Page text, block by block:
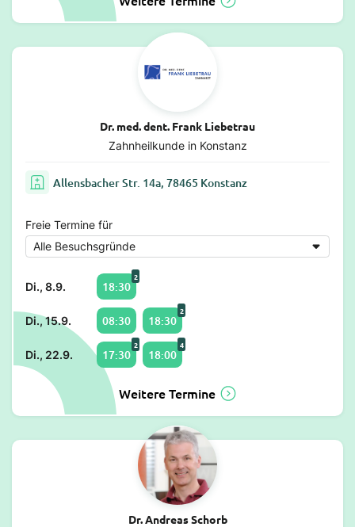
Dr. med. dent. Frank Liebetrau
Zahnheilkunde in Konstanz
Allensbacher Str. 14a, 78465 Konstanz
Freie Termine für
Di., 8.9. 18:30
2
Di., 15.9. 08:30 18:30
2
Di., 22.9. 17:30
2
18:00
4
Weitere Termine
Dr. Andreas Schorb